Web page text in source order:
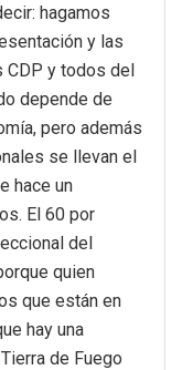
hagamos
y las
CDP y todos del
depende de
pero además
se llevan el
hace un
El 60 por
del
quien
que están en
hay una
de Fuego